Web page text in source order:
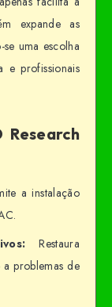
expande as
uma escolha
e profissionais
Research
a instalação
Restaura
problemas de